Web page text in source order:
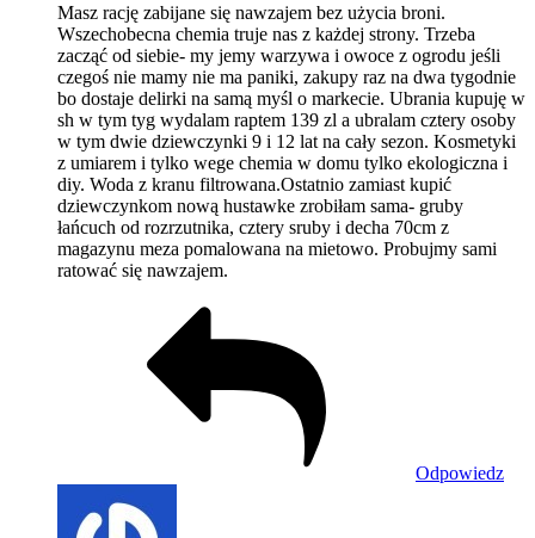
Masz rację zabijane się nawzajem bez użycia broni.
Wszechobecna chemia truje nas z każdej strony. Trzeba
zacząć od siebie- my jemy warzywa i owoce z ogrodu jeśli
czegoś nie mamy nie ma paniki, zakupy raz na dwa tygodnie
bo dostaje delirki na samą myśl o markecie. Ubrania kupuję w
sh w tym tyg wydalam raptem 139 zl a ubralam cztery osoby
w tym dwie dziewczynki 9 i 12 lat na cały sezon. Kosmetyki
z umiarem i tylko wege chemia w domu tylko ekologiczna i
diy. Woda z kranu filtrowana.Ostatnio zamiast kupić
dziewczynkom nową hustawke zrobiłam sama- gruby
łańcuch od rozrzutnika, cztery sruby i decha 70cm z
magazynu meza pomalowana na mietowo. Probujmy sami
ratować się nawzajem.
Odpowiedz